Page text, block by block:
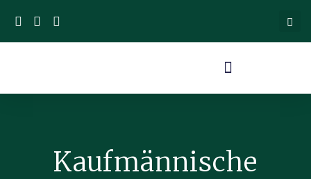
Kaufmännische